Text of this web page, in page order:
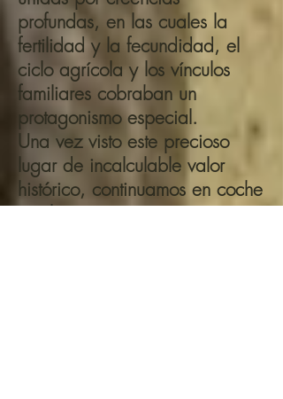
profundas, en las cuales la
fertilidad y la fecundidad, el
ciclo agrícola y los vínculos
familiares cobraban un
protagonismo especial.
Una vez visto este precioso
lugar de incalculable valor
histórico, continuamos en coche
por la carretera y pasamos